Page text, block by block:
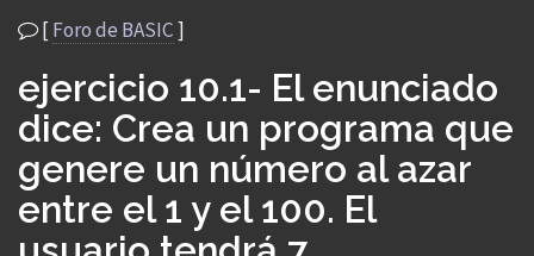
[Foro de BASIC]
ejercicio 10.1- El enunciado
dice: Crea un programa que
genere un número al azar
entre el 1 y el 100. El